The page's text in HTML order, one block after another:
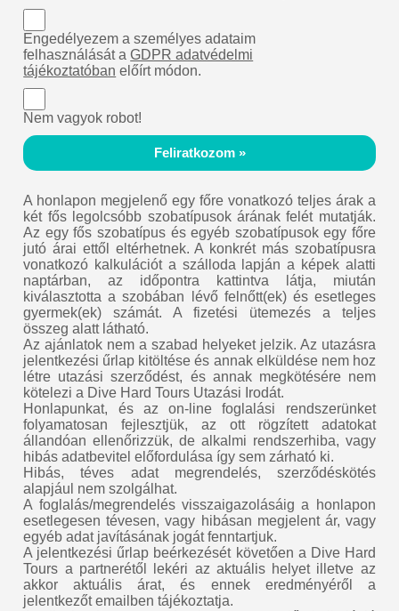
Engedélyezem a személyes adataim
felhasználását aGDPR adatvédelmi
tájékoztatóban előírt módon.
Nem vagyok robot!
Feliratkozom »
A honlapon megjelenő egy főre vonatkozó teljes árak a
két fős legolcsóbb szobatípusok árának felét mutatják.
Az egy fős szobatípus és egyéb szobatípusok egy főre
jutó árai ettől eltérhetnek. A konkrét más szobatípusra
vonatkozó kalkulációt a szálloda lapján a képek alatti
naptárban, az időpontra kattintva látja, miután
kiválasztotta a szobában lévő felnőtt(ek) és esetleges
gyermek(ek) számát. A fizetési ütemezés a teljes
összeg alatt látható.
Az ajánlatok nem a szabad helyeket jelzik. Az utazásra
jelentkezési űrlap kitöltése és annak elküldése nem hoz
létre utazási szerződést, és annak megkötésére nem
kötelezi a Dive Hard Tours Utazási Irodát.
Honlapunkat, és az on-line foglalási rendszerünket
folyamatosan fejlesztjük, az ott rögzített adatokat
állandóan ellenőrizzük, de alkalmi rendszerhiba, vagy
hibás adatbevitel előfordulása így sem zárható ki.
Hibás, téves adat megrendelés, szerződéskötés
alapjául nem szolgálhat.
A foglalás/megrendelés visszaigazolásáig a honlapon
esetlegesen tévesen, vagy hibásan megjelent ár, vagy
egyéb adat javításának jogát fenntartjuk.
A jelentkezési űrlap beérkezését követően a Dive Hard
Tours a partnerétől lekéri az aktuális helyet illetve az
akkor aktuális árat, és ennek eredményéről a
jelentkezőt emailben tájékoztatja.